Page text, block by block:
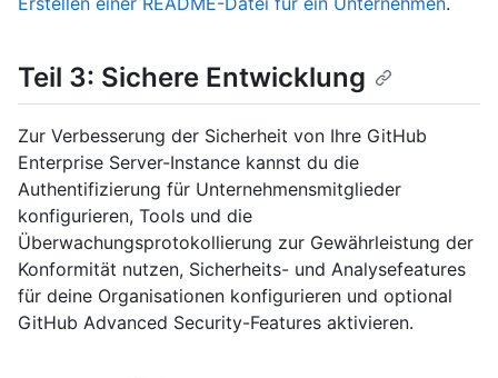
Teil 3: Sichere Entwicklung
Zur Verbesserung der Sicherheit von Ihre GitHub
Enterprise Server-Instance kannst du die
Authentifizierung für Unternehmensmitglieder
konfigurieren, Tools und die
Überwachungsprotokollierung zur Gewährleistung der
Konformität nutzen, Sicherheits- und Analysefeatures
für deine Organisationen konfigurieren und optional
GitHub Advanced Security-Features aktivieren.